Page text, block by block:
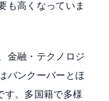
も高くなっていま
金融・テクノロジ
バンクーバーとほ
す。多国籍で多様